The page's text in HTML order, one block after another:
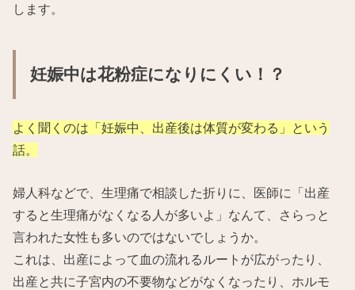
します。
妊娠中は花粉症になりにくい！？
よく聞くのは「妊娠中、出産後は体質が変わる」という
話。
婦人科などで、生理痛で相談した折りに、医師に「出産
すると生理痛がなくなる人が多いよ」なんて、さらっと
言われた女性も多いのではないでしょうか。
これは、出産によって血の流れるルートが広がったり、
出産と共に子宮内の不要物などがなくなったり、ホルモ